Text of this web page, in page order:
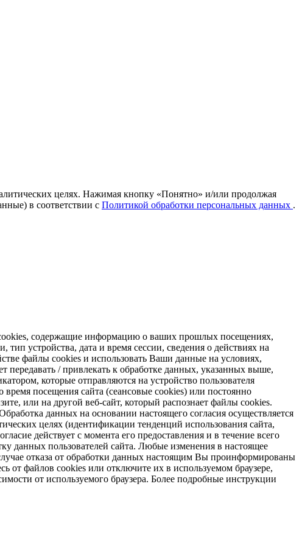
целях. Нажимая кнопку «Понятно» и/или продолжая
в соответствии с Политикой обработки персональных данных .
содержащие информацию о ваших прошлых посещениях,
устройства, дата и время сессии, сведения о действиях на
файлы cookies и использовать Ваши данные на условиях,
/ привлекать к обработке данных, указанных выше,
которые отправляются на устройство пользователя
время посещения сайта (сеансовые cookies) или постоянно
или на другой веб-сайт, который распознает файлы cookies.
данных на основании настоящего согласия осуществляется
целях (идентификации тенденций использования сайта,
действует с момента его предоставления и в течение всего
данных пользователей сайта. Любые изменения в настоящее
отказа от обработки данных настоящим Вы проинформированы
от файлов cookies или отключите их в используемом браузере,
от используемого браузера. Более подробные инструкции